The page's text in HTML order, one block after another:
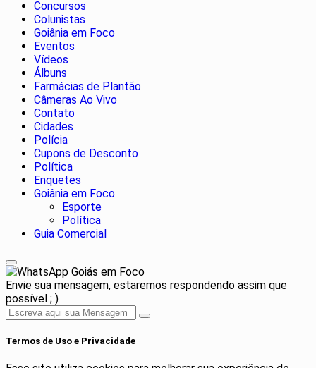
Concursos
Colunistas
Goiânia em Foco
Eventos
Vídeos
Álbuns
Farmácias de Plantão
Câmeras Ao Vivo
Contato
Cidades
Polícia
Cupons de Desconto
Política
Enquetes
Goiânia em Foco
Esporte
Política
Guia Comercial
Goiás em Foco
Envie sua mensagem, estaremos respondendo assim que
possível ; )
Termos de Uso e Privacidade